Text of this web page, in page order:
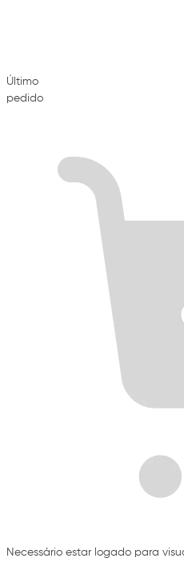
Último
pedido
Necessário estar logado para